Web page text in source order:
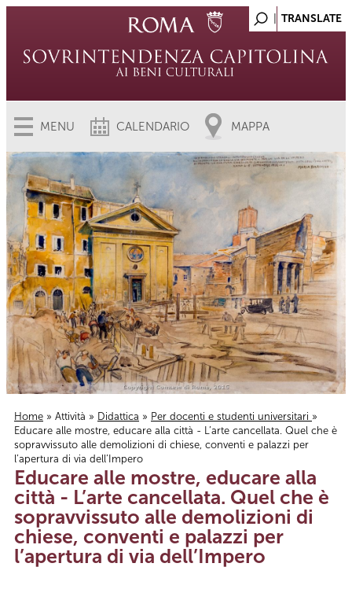
MENU CALENDARIO MAPPA
Tu sei qui
Home » Attività » Didattica » Per docenti e studenti universitari »
Educare alle mostre, educare alla città - L’arte cancellata. Quel che è
sopravvissuto alle demolizioni di chiese, conventi e palazzi per
l’apertura di via dell’Impero
Educare alle mostre, educare alla
città - L’arte cancellata. Quel che è
sopravvissuto alle demolizioni di
chiese, conventi e palazzi per
l’apertura di via dell’Impero